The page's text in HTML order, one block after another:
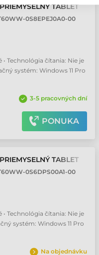
TABLET
0S8EPEJ0A0-00
Technológia čítania: Nie je
systém: Windows 11 Pro
3-5 pracovných dní
PONUKA
TABLET
0S6DPS00A1-00
Technológia čítania: Nie je
systém: Windows 11 Pro
Na objednávku